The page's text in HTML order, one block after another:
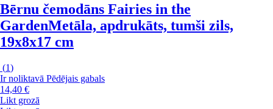
Bērnu čemodāns Fairies in the
GardenMetāla, apdrukāts, tumši zils,
19x8x17 cm
(1)
Ir noliktavā Pēdējais gabals
14,40 €
Likt grozā